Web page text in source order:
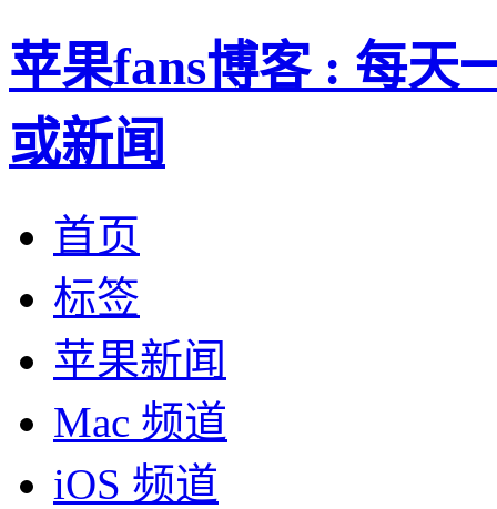
苹果fans博客 : 每天
或新闻
首页
标签
苹果新闻
Mac 频道
iOS 频道